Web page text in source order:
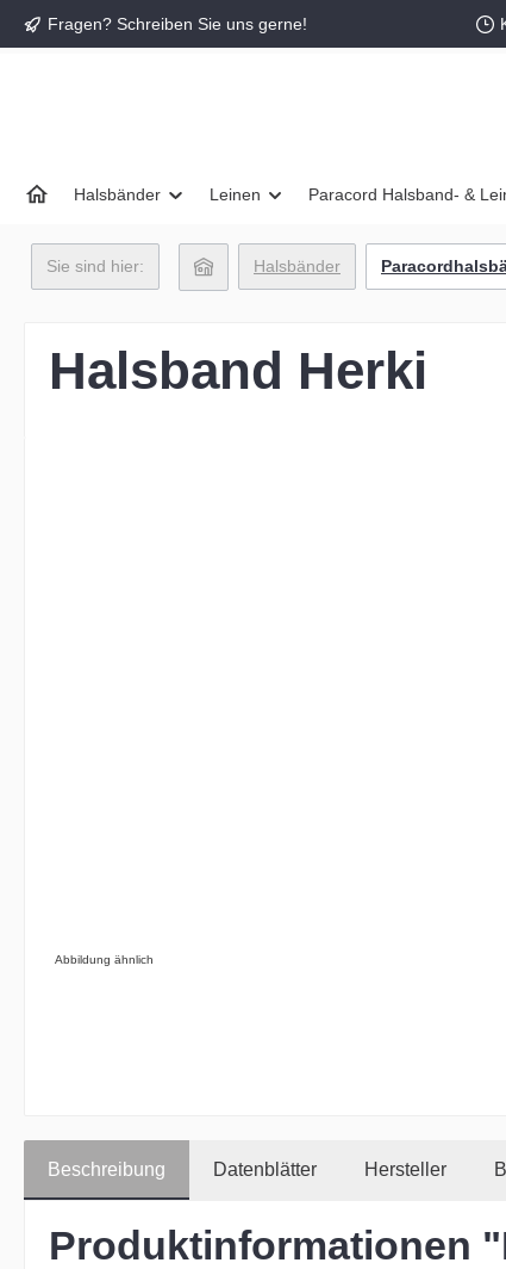
Zur Hauptnavigation springen
Fragen? Schreiben Sie uns gerne!
Halsbänder Leinen Paracord Halsband- &
Sie sind hier: Halsbänder
Halsband Herki
Abbildung ähnlich
Beschreibung Datenblätter Hersteller
Produktinformationen